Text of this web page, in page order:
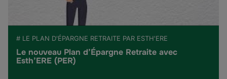
# LE PLAN D'ÉPARGNE RETRAITE PAR ESTH'ERE
Le nouveau Plan d’Épargne Retraite avec
Esth’ERE (PER)